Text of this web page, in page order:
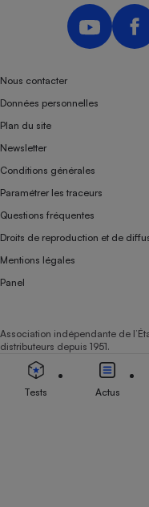
Nous contacter
Données personnelles
Plan du site
Newsletter
Conditions générales
Paramétrer les traceurs
Questions fréquentes
Droits de reproduction et de
Mentions légales
Panel
Association indépendante de
distributeurs depuis 1951.
Tests Actus